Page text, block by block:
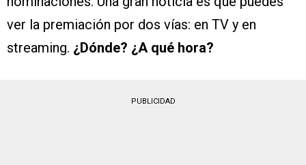
ver la premiación por dos vías: en TV y en
streaming. ¿Dónde? ¿A qué hora?
PUBLICIDAD